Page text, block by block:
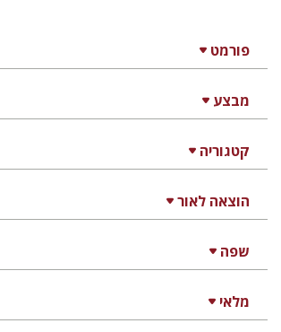
פורמט
מבצע
קטגוריה
הוצאה לאור
שפה
מלאי